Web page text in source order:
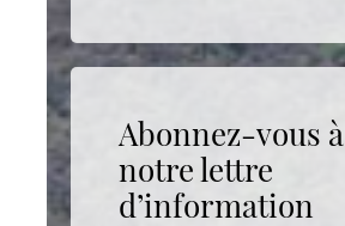
Abonnez-vous à
notre lettre
d’information